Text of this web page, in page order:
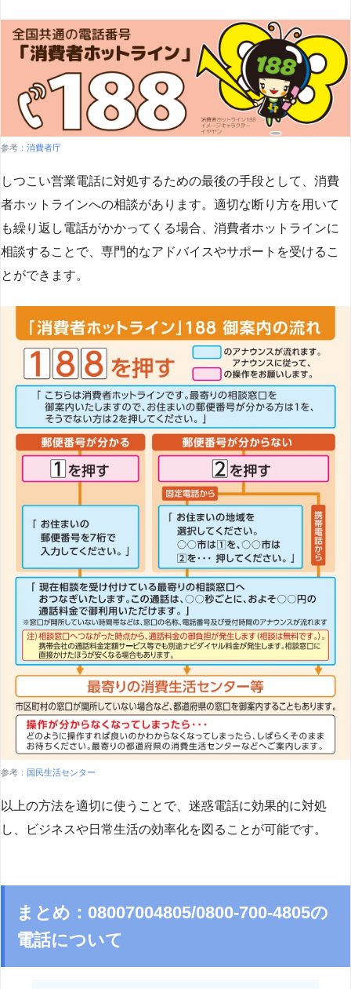
参考： 消費者庁
しつこい営業電話に対処するための最後の手段として、消費
者ホットラインへの相談があります。適切な断り方を用いて
も繰り返し電話がかかってくる場合、消費者ホットラインに
相談することで、専門的なアドバイスやサポートを受けるこ
とができます​​。
参考： 国民生活センター
以上の方法を適切に使うことで、迷惑電話に効果的に対処
し、ビジネスや日常生活の効率化を図ることが可能です。
まとめ：08007004805/0800-700-4805の
電話について